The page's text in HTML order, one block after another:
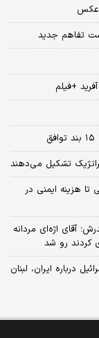
عکس
تفاهم جدید
+فیلم
تشکیل می‌دهند
هزینه ایمنی در
آقای اژه‌ای مردانه
کردند رو شد
اسرائیل درباره ایران، لبنان